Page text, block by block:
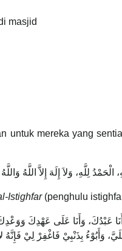
masjid
untuk mereka yang
الْحَمْدُ لِلَّهِ، وَلاَ إِلَهَ إِلاَّ اللَّهُ
Istighfar (penghulu
وَأَنَا عَبْدُكَ، وَأَنَا عَلَى عَهْدِكَ
وَأَبُوْءُ بِذَنْبِيْ فَاغْفِرْ لِيْ فَإِنَّهُ